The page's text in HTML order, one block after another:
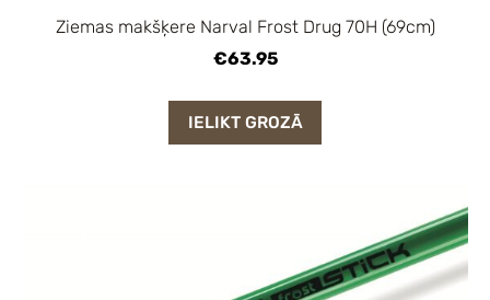
Ziemas makšķere Narval Frost Drug 70H (69cm)
€63.95
IELIKT GROZĀ